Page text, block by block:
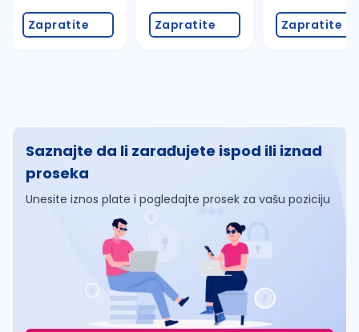
Zapratite Zapratite Zapratite
Saznajte da li zarađujete ispod ili iznad
proseka
Unesite iznos plate i pogledajte prosek za vašu poziciju